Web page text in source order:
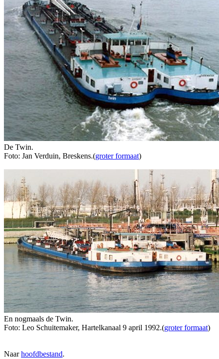
De Twin.
Foto: Jan Verduin, Breskens.(groter formaat)
En nogmaals de Twin.
Foto: Leo Schuitemaker, Hartelkanaal 9 april 1992.(groter formaat)
Naarhoofdbestand.